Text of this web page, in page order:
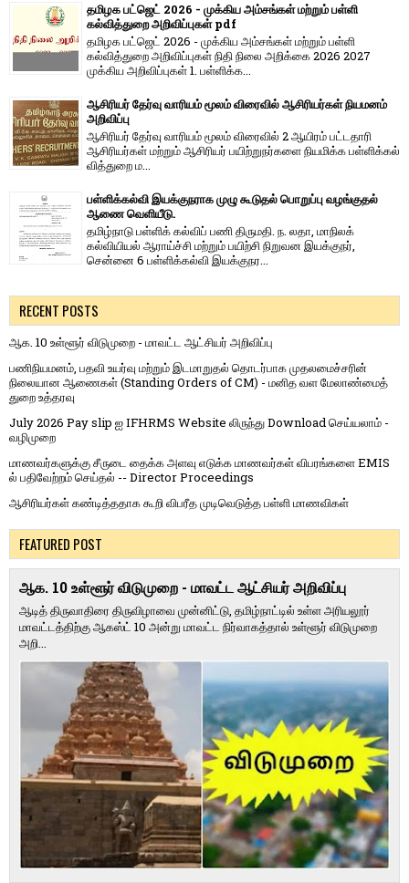
தமிழக பட்ஜெட் 2026 - முக்கிய அம்சங்கள் மற்றும் பள்ளி
கல்வித்துறை அறிவிப்புகள் pdf
தமிழக பட்ஜெட் 2026 - முக்கிய அம்சங்கள் மற்றும் பள்ளி
கல்வித்துறை அறிவிப்புகள் நிதி நிலை அறிக்கை 2026 2027
முக்கிய அறிவிப்புகள் 1. பள்ளிக்க...
ஆசிரியர் தேர்வு வாரியம் மூலம் விரைவில் ஆசிரியர்கள் நியமனம்
அறிவிப்பு
ஆசிரியர் தேர்வு வாரி​யம் மூலம் விரை​வில் 2 ஆயிரம் பட்​ட​தாரி
ஆசிரியர்​கள் மற்​றும் ஆசிரியர் பயிற்றுநர்​களை நியமிக்க பள்​ளிக்​கல்​
வித்​துறை ம...
பள்ளிக்கல்வி இயக்குநராக முழு கூடுதல் பொறுப்பு வழங்குதல்
ஆணை வெளியீடு.
தமிழ்நாடு பள்ளிக் கல்விப் பணி திருமதி. ந. லதா, மாநிலக்
கல்வியியல் ஆராய்ச்சி மற்றும் பயிற்சி நிறுவன இயக்குநர்,
சென்னை 6 பள்ளிக்கல்வி இயக்குநர...
RECENT POSTS
ஆக. 10 உள்ளூர் விடுமுறை - மாவட்ட ஆட்சியர் அறிவிப்பு
பணிநியமனம், பதவி உயர்வு மற்றும் இடமாறுதல் தொடர்பாக முதலமைச்சரின்
நிலையான ஆணைகள் (Standing Orders of CM) - மனித வள மேலாண்மைத்
துறை உத்தரவு
July 2026 Pay slip ஐ IFHRMS Website லிருந்து Download செய்யலாம் -
வழிமுறை
மாணவர்களுக்கு சீருடை தைக்க அளவு எடுக்க மாணவர்கள் விபரங்களை EMIS
ல் பதிவேற்றம் செய்தல் -- Director Proceedings
ஆசிரியர்கள் கண்டித்ததாக கூறி விபரீத முடிவெடுத்த பள்ளி மாணவிகள்
FEATURED POST
ஆக. 10 உள்ளூர் விடுமுறை - மாவட்ட ஆட்சியர் அறிவிப்பு
ஆடித் திருவாதிரை திருவிழாவை முன்னிட்டு, தமிழ்நாட்டில் உள்ள அரியலூர்
மாவட்டத்திற்கு ஆகஸ்ட் 10 அன்று மாவட்ட நிர்வாகத்தால் உள்ளூர் விடுமுறை
அறி...